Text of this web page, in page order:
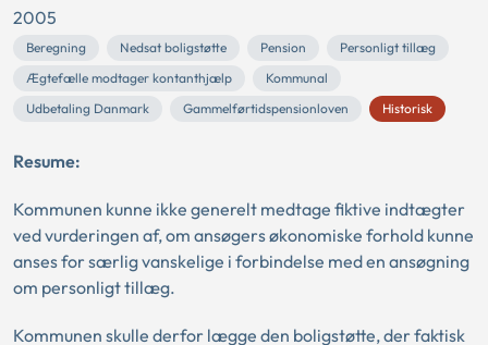
2005
Beregning Nedsat boligstøtte Pension
Personligt tillæg
Ægtefælle modtager kontanthjælp
Kommunal
Udbetaling Danmark
Gammelførtidspensionloven Historisk
Resume:
Kommunen kunne ikke generelt medtage fiktive indtægter
ved vurderingen af, om ansøgers økonomiske forhold kunne
anses for særlig vanskelige i forbindelse med en ansøgning
om personligt tillæg.
Kommunen skulle derfor lægge den boligstøtte, der faktisk